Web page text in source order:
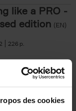
des cookies
like a PRO -
edition (EN)
226